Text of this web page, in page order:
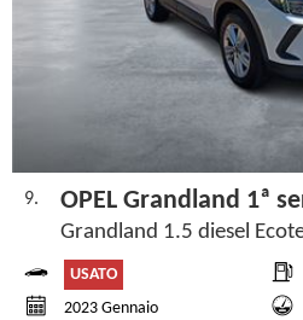
9. OPEL Grandland 1ª
Grandland 1.5 diesel
USATO
2023 Gennaio